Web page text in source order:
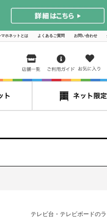
マホネットとは よくあるご質問 お問い合わせ
テレビ台・テレビボードの